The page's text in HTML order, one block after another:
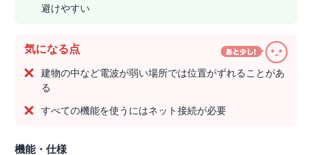
避けやすい
気になる点
建物の中など電波が弱い場所では位置がずれることがあ
る
すべての機能を使うにはネット接続が必要
機能・仕様